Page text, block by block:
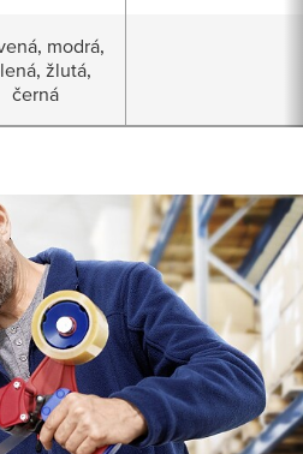
modrá,
žlutá,
černá